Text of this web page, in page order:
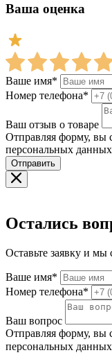
Ваша оценка
Ваше имя*
Номер телефона*
Ваш отзыв о товаре
Отправляя форму, вы
персональных данных
Отправить
Остались
Оставьте заявку и мы
Ваше имя*
Номер телефона*
Ваш вопрос
Отправляя форму, вы
персональных данных